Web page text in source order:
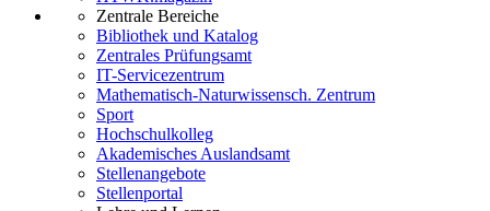
Zentrale Bereiche
Bibliothek und Katalog
Zentrales Prüfungsamt
IT-Servicezentrum
Mathematisch-Naturwissensch. Zentrum
Sport
Hochschulkolleg
Akademisches Auslandsamt
Stellenangebote
Stellenportal